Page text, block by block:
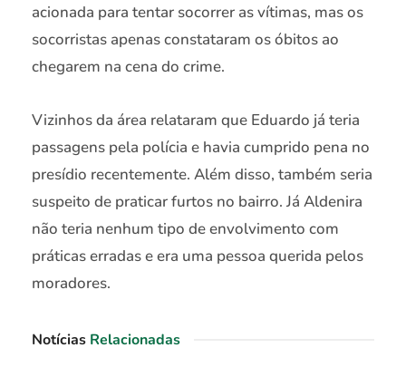
acionada para tentar socorrer as vítimas, mas os
socorristas apenas constataram os óbitos ao
chegarem na cena do crime.
Vizinhos da área relataram que Eduardo já teria
passagens pela polícia e havia cumprido pena no
presídio recentemente. Além disso, também seria
suspeito de praticar furtos no bairro. Já Aldenira
não teria nenhum tipo de envolvimento com
práticas erradas e era uma pessoa querida pelos
moradores.
Notícias Relacionadas